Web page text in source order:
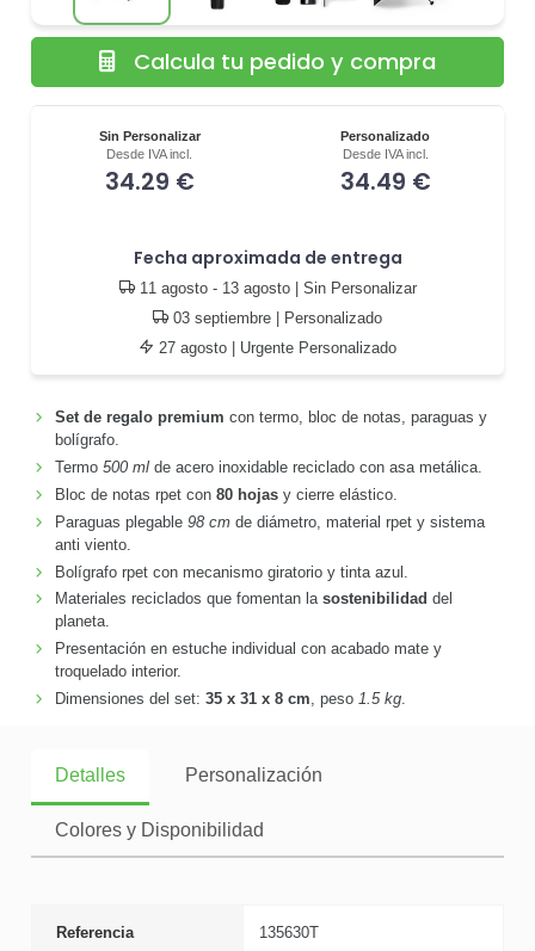
Sin Personalizar
Desde IVA incl.
34.29 €
Personalizado
Desde IVA incl.
34.49 €
Fecha aproximada de entrega
11 agosto - 13 agosto| Sin Personalizar
03 septiembre | Personalizado
27 agosto | Urgente Personalizado
Calcula tu pedido y compra
Set de regalo premium con termo, bloc de notas, paraguas y
bolígrafo.
Termo 500 mlde acero inoxidable reciclado con asa metálica.
Bloc de notas rpet con 80 hojasy cierre elástico.
Paraguas plegable 98 cmde diámetro, material rpet y sistema
anti viento.
Bolígrafo rpet con mecanismo giratorio y tinta azul.
Materiales reciclados que fomentan la sostenibilidad del
planeta.
Presentación en estuche individual con acabado mate y
troquelado interior.
Dimensiones del set: 35 x 31 x 8 cm, peso 1.5 kg.
Detalles Personalización
Colores y Disponibilidad
Referencia 135630T